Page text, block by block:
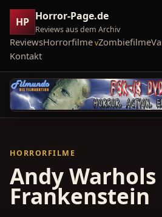
HP Horror-Page.de
Reviews aus dem Archiv
ReviewsHorrorfilme Zombiefilme
Kontakt
HORRORFILME
Andy Warhols
Frankenstein